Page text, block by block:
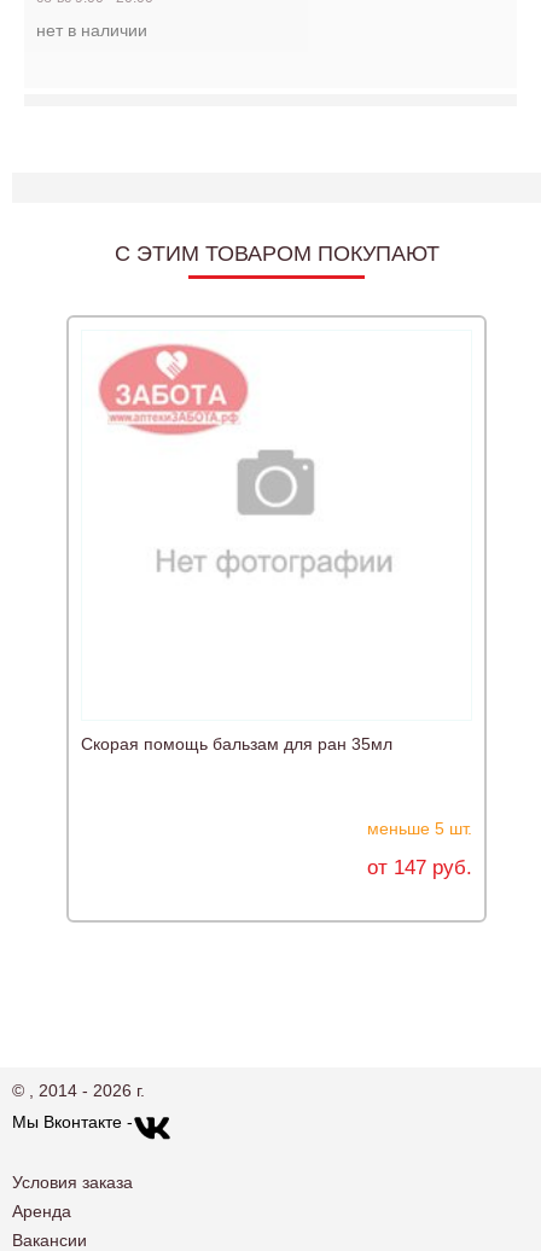
нет в наличии
C ЭТИМ ТОВАРОМ ПОКУПАЮТ
Скорая помощь бальзам для ран 35мл
меньше 5 шт.
от 147 руб.
© , 2014 - 2026 г.
Мы Вконтакте -
Условия заказа
Аренда
Вакансии